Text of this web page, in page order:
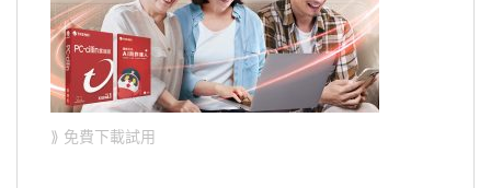
⟫ 免費下載試用